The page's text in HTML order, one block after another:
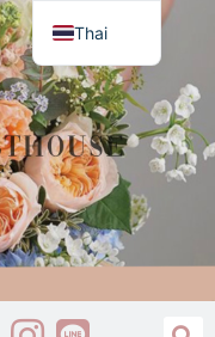
Thai
English